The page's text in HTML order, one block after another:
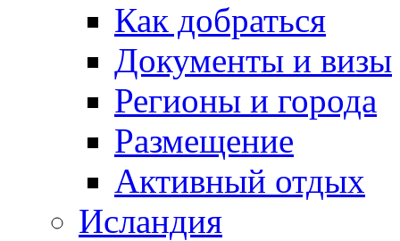
Как добраться
Документы и визы
Регионы и города
Размещение
Активный отдых
Исландия